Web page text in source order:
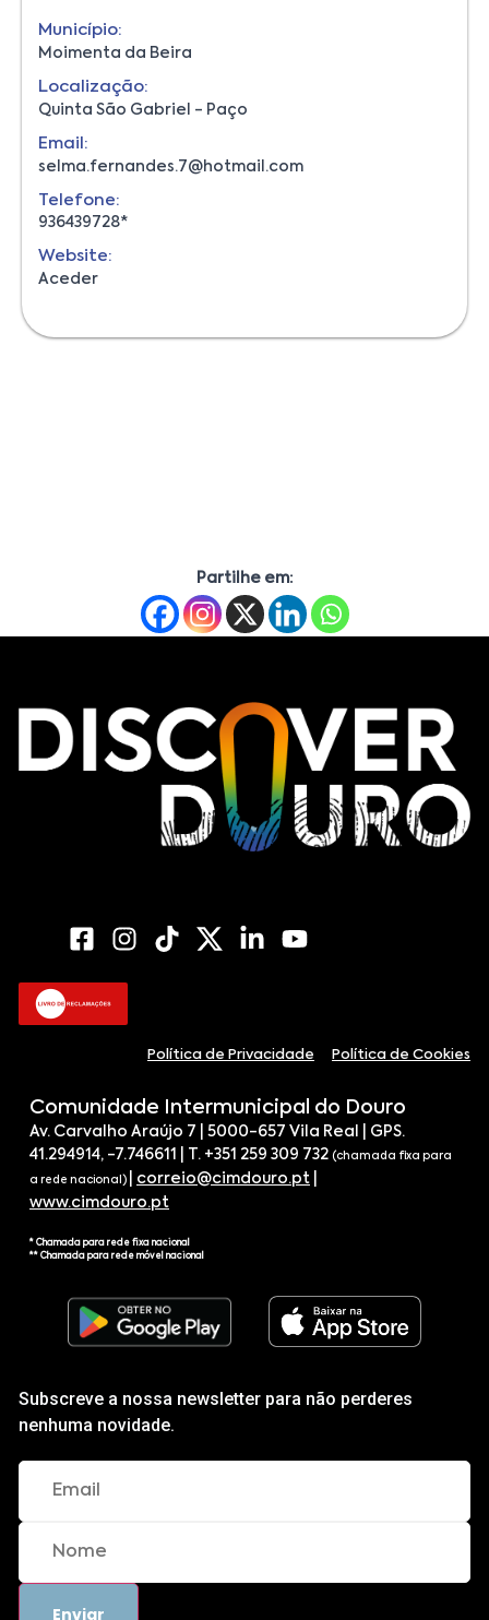
Município:
Moimenta da Beira
Localização:
Quinta São Gabriel - Paço
Email:
selma.fernandes.7@hotmail.com
Telefone:
936439728*
Website:
Aceder
Partilhe em:
Política de Privacidade Política de Cookies
Comunidade Intermunicipal do Douro
Av. Carvalho Araújo 7 | 5000-657 Vila Real | GPS.
41.294914, -7.746611 | T. +351 259 309 732 (chamada fixa para
a rede nacional) correio@cimdouro.pt
www.cimdouro.pt
* Chamada para rede fixa nacional
** Chamada para rede móvel nacional
Subscreve a nossa newsletter para não perderes
nenhuma novidade.